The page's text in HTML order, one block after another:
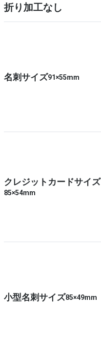
折り加工なし
名刺サイズ91×55mm
クレジットカードサイズ
85×54mm
小型名刺サイズ85×49mm